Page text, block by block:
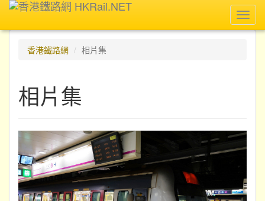
香港鐵路網
相片集
相片集